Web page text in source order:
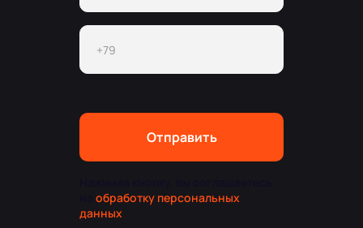
Отправить
обработку персональных
данных